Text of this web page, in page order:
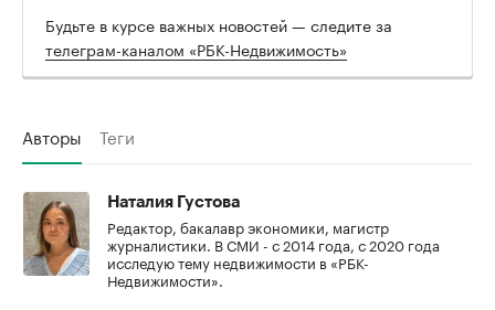
Будьте в курсе важных новостей — следите за
телеграм-каналом «РБК-Недвижимость»
Авторы Теги
Наталия Густова
Редактор, бакалавр экономики, магистр
журналистики. В СМИ - с 2014 года, с 2020 года
исследую тему недвижимости в «РБК-
Недвижимости».